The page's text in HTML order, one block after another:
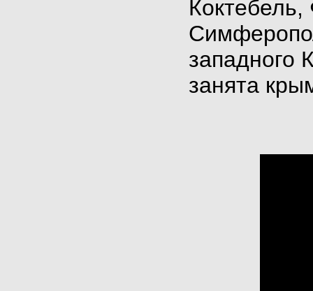
западного
занята